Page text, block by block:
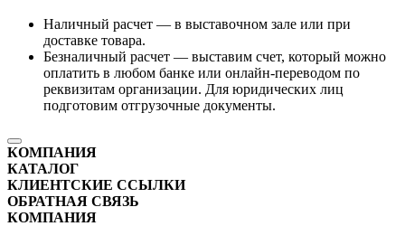
Наличный расчет — в выставочном зале или при
доставке товара.
Безналичный расчет — выставим счет, который можно
оплатить в любом банке или онлайн-переводом по
реквизитам организации. Для юридических лиц
подготовим отгрузочные документы.
КОМПАНИЯ
КАТАЛОГ
КЛИЕНТСКИЕ ССЫЛКИ
ОБРАТНАЯ СВЯЗЬ
КОМПАНИЯ